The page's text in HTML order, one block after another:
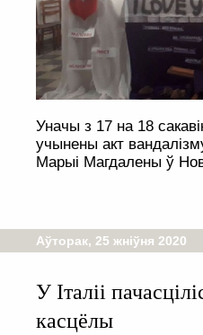
Уначы з 17 на 18
учынены акт
Марыі Магдалены ў
Аўторак, 25 жніўня 2020
У Італіі
касцёлы